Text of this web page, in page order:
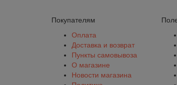
Покупателям
Оплата
Доставка и возврат
Пункты самовывоза
О магазине
Новости магазина